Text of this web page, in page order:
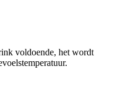
voldoende, het wordt